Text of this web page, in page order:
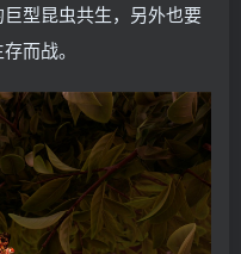
型昆虫共生，另外也要
而战。